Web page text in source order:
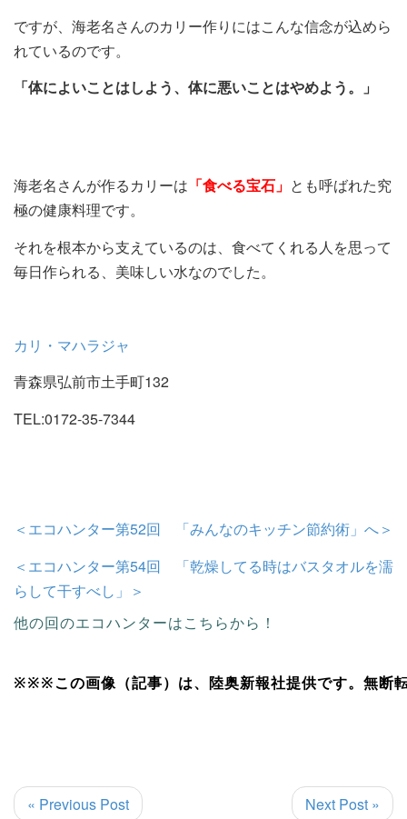
ですが、海老名さんのカリー作りにはこんな信念が込めら
れているのです。
「体によいことはしよう、体に悪いことはやめよう。」
海老名さんが作るカリーは 「食べる宝石」 とも呼ばれた究
極の健康料理です。
それを根本から支えているのは、食べてくれる人を思って
毎日作られる、美味しい水なのでした。
カリ・マハラジャ
青森県弘前市土手町132
TEL:0172-35-7344
＜エコハンター第52回 「みんなのキッチン節約術」へ＞
＜エコハンター第54回 「乾燥してる時はバスタオルを濡
らして干すべし」＞
他の回のエコハンターはこちらから！
※※※この画像（記事）は、陸奥新報社提供です。無
« Previous Post Next Post »